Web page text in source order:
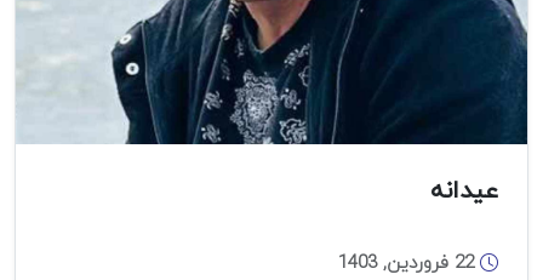
عیدانه
22 فروردین, 1403